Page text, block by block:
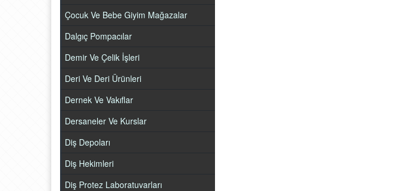
Çocuk Ve Bebe Giyim Mağazalar
Dalgıç Pompacılar
Demir Ve Çelik İşleri
Deri Ve Deri Ürünleri
Dernek Ve Vakıflar
Dersaneler Ve Kurslar
Diş Depoları
Diş Hekimleri
Diş Protez Laboratuvarları